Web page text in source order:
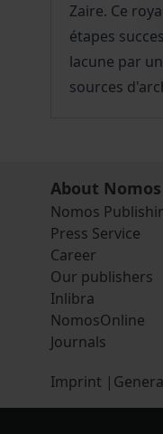
Zaire. Ce
étapes
lacune par
sources
About Nomos
Nomos
Press Service
Career
Our publishers
Inlibra
NomosOnline
Journals
Imprint |